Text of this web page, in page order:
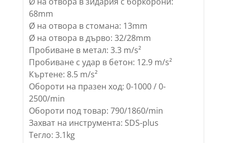
68mm
Ø на отвора в стомана: 13mm
Ø на отвора в дърво: 32/28mm
Пробиване в метал: 3.3 m/s²
Пробиване с удар в бетон: 12.9 m/s²
Къртене: 8.5 m/s²
Обороти на празен ход: 0-1000 / 0-
2500/min
Обороти под товар: 790/1860/min
Захват на инструмента: SDS-plus
Тегло: 3.1kg